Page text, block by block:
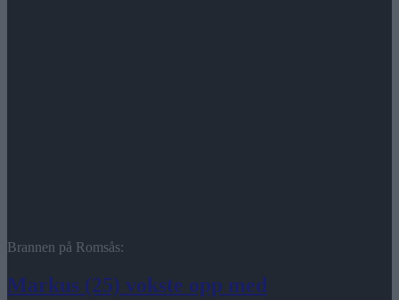
Brannen på Romsås:
Markus (25) vokste opp med